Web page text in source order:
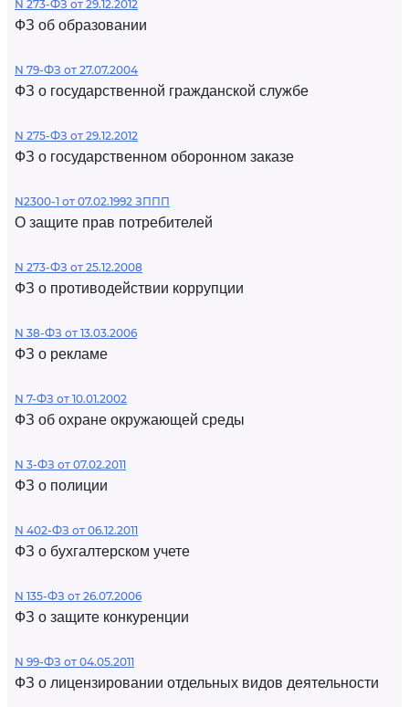
N 273-ФЗ от 29.12.2012
ФЗ об образовании
N 79-ФЗ от 27.07.2004
ФЗ о государственной гражданской службе
N 275-ФЗ от 29.12.2012
ФЗ о государственном оборонном заказе
N2300-1 от 07.02.1992 ЗППП
О защите прав потребителей
N 273-ФЗ от 25.12.2008
ФЗ о противодействии коррупции
N 38-ФЗ от 13.03.2006
ФЗ о рекламе
N 7-ФЗ от 10.01.2002
ФЗ об охране окружающей среды
N 3-ФЗ от 07.02.2011
ФЗ о полиции
N 402-ФЗ от 06.12.2011
ФЗ о бухгалтерском учете
N 135-ФЗ от 26.07.2006
ФЗ о защите конкуренции
N 99-ФЗ от 04.05.2011
ФЗ о лицензировании отдельных видов деятельности